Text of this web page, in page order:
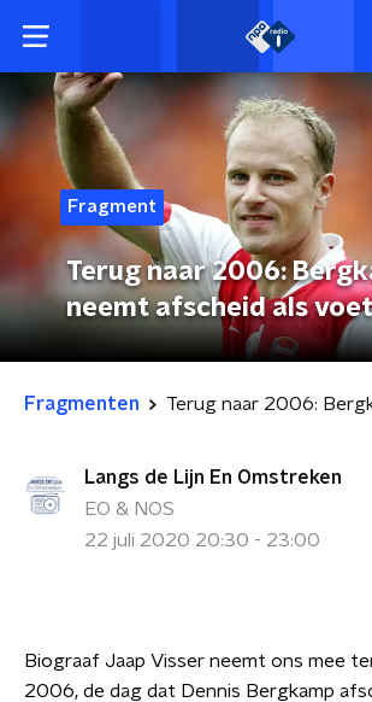
Fragment
Terug naar 2006:
neemt afscheid als
Fragmenten
Langs de Lijn En Omstreken
EO & NOS
22 juli 2020 20:30 - 23:00
Biograaf Jaap Visser neemt ons mee
2006, de dag dat Dennis Bergkamp